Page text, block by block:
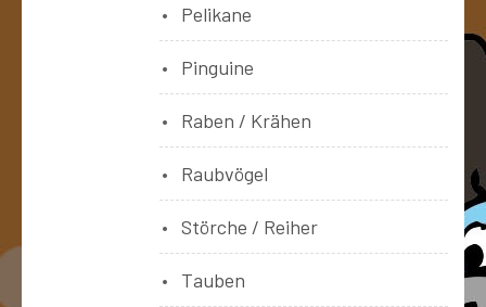
Pelikane
Pinguine
Raben / Krähen
Raubvögel
Störche / Reiher
Tauben